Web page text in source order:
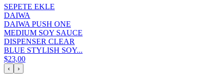
SEPETE EKLE
DAIWA
DAIWA PUSH ONE
MEDIUM SOY SAUCE
DISPENSER CLEAR
BLUE STYLISH SOY...
$23,00
‹ ›